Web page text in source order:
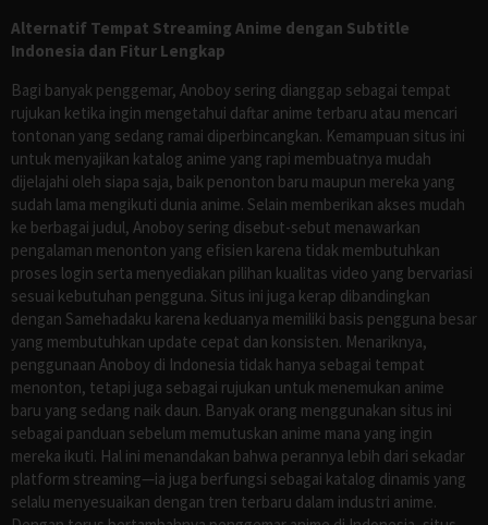
Alternatif Tempat Streaming Anime dengan Subtitle
Indonesia dan Fitur Lengkap
Bagi banyak penggemar, Anoboy sering dianggap sebagai tempat
rujukan ketika ingin mengetahui daftar anime terbaru atau mencari
tontonan yang sedang ramai diperbincangkan. Kemampuan situs ini
untuk menyajikan katalog anime yang rapi membuatnya mudah
dijelajahi oleh siapa saja, baik penonton baru maupun mereka yang
sudah lama mengikuti dunia anime. Selain memberikan akses mudah
ke berbagai judul, Anoboy sering disebut-sebut menawarkan
pengalaman menonton yang efisien karena tidak membutuhkan
proses login serta menyediakan pilihan kualitas video yang bervariasi
sesuai kebutuhan pengguna. Situs ini juga kerap dibandingkan
dengan Samehadaku karena keduanya memiliki basis pengguna besar
yang membutuhkan update cepat dan konsisten. Menariknya,
penggunaan Anoboy di Indonesia tidak hanya sebagai tempat
menonton, tetapi juga sebagai rujukan untuk menemukan anime
baru yang sedang naik daun. Banyak orang menggunakan situs ini
sebagai panduan sebelum memutuskan anime mana yang ingin
mereka ikuti. Hal ini menandakan bahwa perannya lebih dari sekadar
platform streaming—ia juga berfungsi sebagai katalog dinamis yang
selalu menyesuaikan dengan tren terbaru dalam industri anime.